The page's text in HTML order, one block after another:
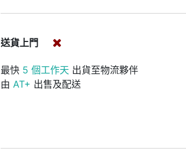
送貨上門
最快 5 個工作天 出貨至物流夥伴
由 AT+ 出售及配送